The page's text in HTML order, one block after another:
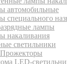
автомобильные
специального
лампы
накаливания
светильники
LED-